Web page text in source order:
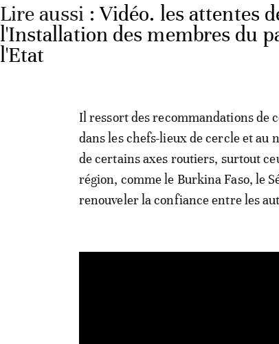
Lire aussi :Vidéo. les attentes
l'Installation des membres du
l'Etat
Il ressort des recommandations de
dans les chefs-lieux de cercle et au
de certains axes routiers, surtout
région, comme le Burkina Faso, le
renouveler la confiance entre les